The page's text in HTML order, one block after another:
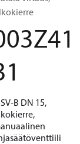
B DN 15,